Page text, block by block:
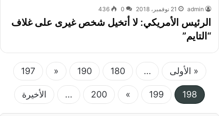
admin 21 نوفمبر، 2018 0
436
الرئيس الأمريكي: لا أتخيل شخص غيرى على غلاف
“التايم”
« الأولى ...
180
190
«
197
198
199
»
200
... الأخيرة